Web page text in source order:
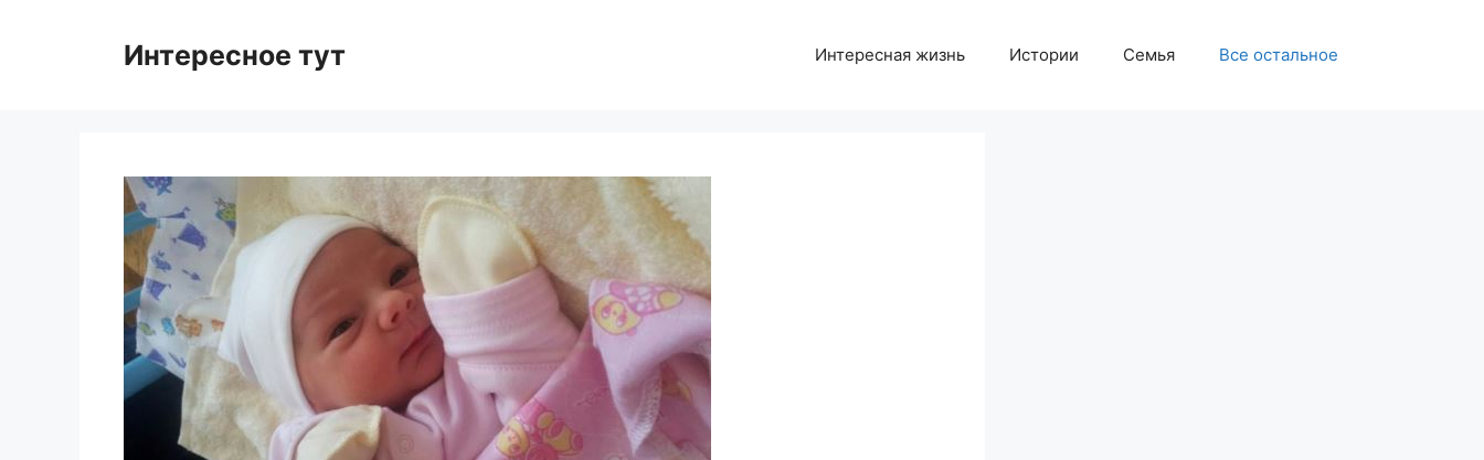
Интересное тут Интересная жизнь Истории Семья Все остальное